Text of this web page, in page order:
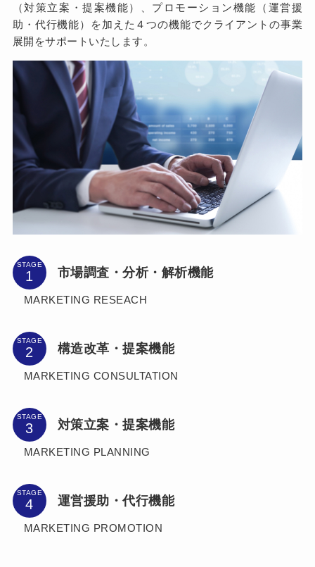
（対策立案・提案機能）、プロモーション機能（運営援
助・代行機能）を加えた４つの機能でクライアントの事業
展開をサポートいたします。
STAGE
市場調査・分析・解析機能
MARKETING RESEACH
STAGE
構造改革・提案機能
MARKETING CONSULTATION
STAGE
対策立案・提案機能
MARKETING PLANNING
STAGE
運営援助・代行機能
MARKETING PROMOTION